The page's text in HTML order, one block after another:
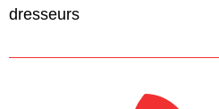
dresseurs